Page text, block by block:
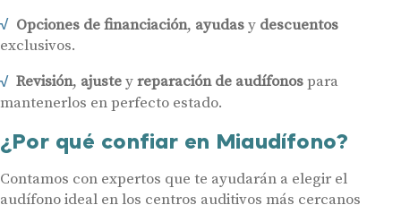
Opciones de financiación, ayudasy descuentos
exclusivos.
Revisión, ajusteyreparación de audífonospara
mantenerlos en perfecto estado.
¿Por qué confiar en Miaudífono?
Contamos con expertos que te ayudarán a elegir el
audífono ideal en los centros auditivos más cercanos